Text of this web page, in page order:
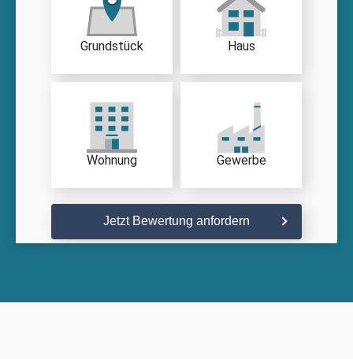
Grundstück Haus
Wohnung Gewerbe
Jetzt Bewertung anfordern